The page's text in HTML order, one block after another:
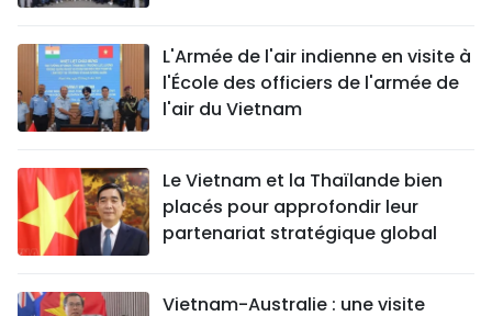
L'Armée de l'air indienne en visite à
l'École des officiers de l'armée de
l'air du Vietnam
Le Vietnam et la Thaïlande bien
placés pour approfondir leur
partenariat stratégique global
Vietnam-Australie : une visite